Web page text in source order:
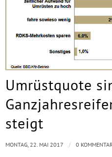
Umrüstquote
steigt
MONTAG, 22. MAI 2017 / 0